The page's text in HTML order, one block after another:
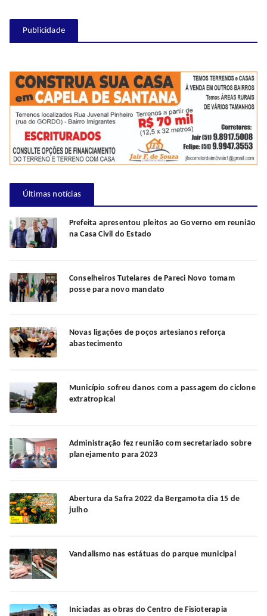
Publicidade
Últimas notícias
Prefeita apresentou pleitos ao Governo em reunião
na Casa Civil do Estado
Conselheiros Tutelares de Pareci Novo tomam
posse para novo mandato
Novas ligações de poços artesianos reforça
abastecimento
Município sofreu danos com a passagem do ciclone
extratropical
Administração fez reunião com secretariado sobre
planejamento para 2023
Abertura da Safra 2022 da Bergamota dia 15 de
julho
Vandalismo nas estátuas do parque municipal
Iniciadas as obras do Centro de Fisioterapia